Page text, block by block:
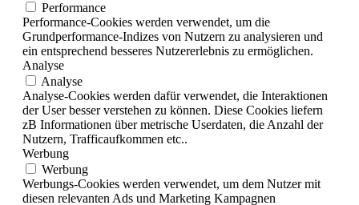
Performance
Performance-Cookies werden verwendet, um die
Grundperformance-Indizes von Nutzern zu analysieren und
ein entsprechend besseres Nutzererlebnis zu ermöglichen.
Analyse
Analyse
Analyse-Cookies werden dafür verwendet, die Interaktionen
der User besser verstehen zu können. Diese Cookies liefern
zB Informationen über metrische Userdaten, die Anzahl der
Nutzern, Trafficaufkommen etc..
Werbung
Werbung
Werbungs-Cookies werden verwendet, um dem Nutzer mit
diesen relevanten Ads und Marketing Kampagnen